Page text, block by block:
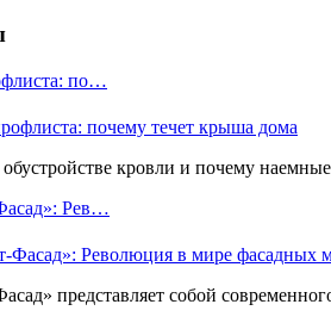
по…
кровли и почему
Рев…
представляет собой